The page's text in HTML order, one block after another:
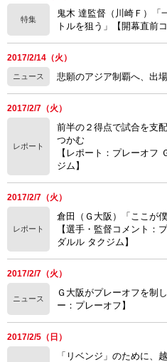
特集
鬼木 達監督（川崎Ｆ）「
トルを狙う」【開幕直前コ
2017/2/14（火）
ニュース 悲願のアジア制覇へ、出
2017/2/7（火）
レポート
前半の２得点で試合を支
つかむ
【レポート：プレーオフ
ジム】
2017/2/7（火）
レポート
倉田（Ｇ大阪）「ここが
【選手・監督コメント：
ダルル タクジム】
2017/2/7（火）
ニュース
Ｇ大阪がプレーオフを制
ー：プレーオフ】
2017/2/5（日）
「リベンジ」のために、